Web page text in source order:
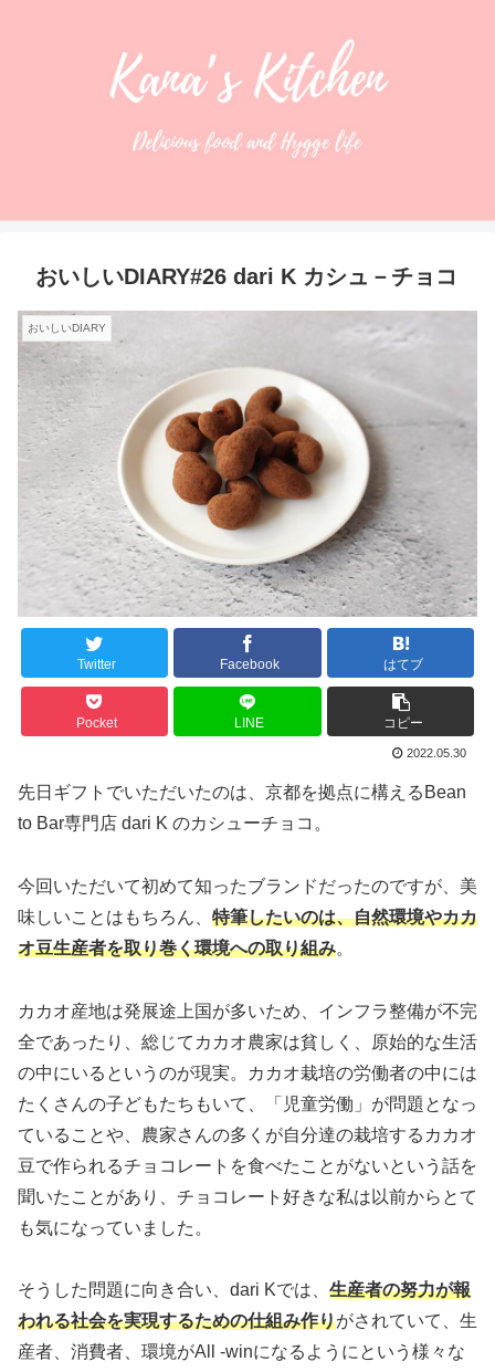
おいしいDIARY#26 dari K カシュ－チョコ
おいしいDIARY
Twitter Facebook はてブ
Pocket LINE コピー
2022.05.30
先日ギフトでいただいたのは、京都を拠点に構えるBean
to Bar専門店 dari K のカシューチョコ。
今回いただいて初めて知ったブランドだったのですが、美
味しいことはもちろん、 特筆したいのは、自然環境やカカ
オ豆生産者を取り巻く環境への取り組み。
カカオ産地は発展途上国が多いため、インフラ整備が不完
全であったり、総じてカカオ農家は貧しく、原始的な生活
の中にいるというのが現実。カカオ栽培の労働者の中には
たくさんの子どもたちもいて、「児童労働」が問題となっ
ていることや、農家さんの多くが自分達の栽培するカカオ
豆で作られるチョコレートを食べたことがないという話を
聞いたことがあり、チョコレート好きな私は以前からとて
も気になっていました。
そうした問題に向き合い、dari Kでは、 生産者の努力が報
われる社会を実現するための仕組み作りがされていて、生
産者、消費者、環境がAll -winになるようにという様々な